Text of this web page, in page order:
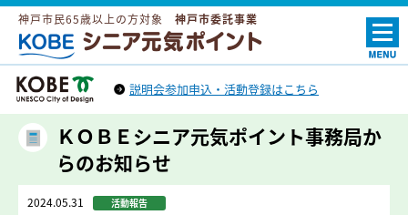
神戸市民65歳以上の方対象 神戸市委託事業
ＫＯＢＥシニア元気ポイント
神戸市トップへ
（外部リンク）
説明会参加申込・活動登録はこちら
ＫＯＢＥシニア元気ポイント事務局か
らのお知らせ
2024.05.31 活動報告